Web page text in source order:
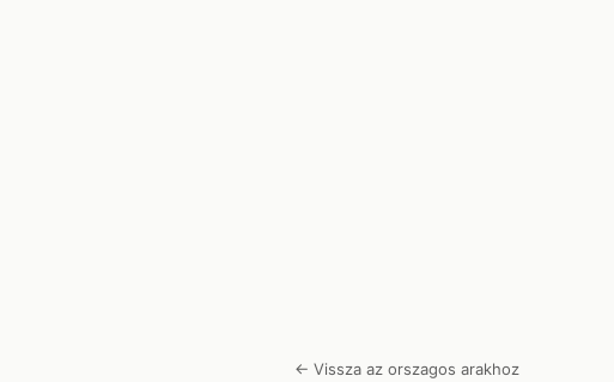
← Vissza az orszagos arakhoz